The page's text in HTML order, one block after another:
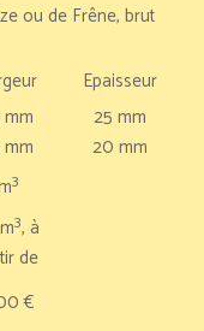
ou de Frêne, brut
Epaisseur
25 mm
20 mm
3
3, à
de
€